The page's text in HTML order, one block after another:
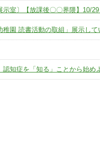
室〕【放課後〇〇界隈】10/
稚園 読書活動の取組」展示して
知症を「知る」ことから始め